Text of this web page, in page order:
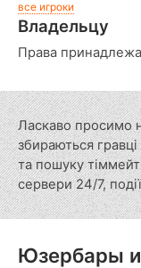
все игроки
Владельцу
Права
Ласкаво просимо
збираються
та пошуку
сервери 24/7,
Юзербары